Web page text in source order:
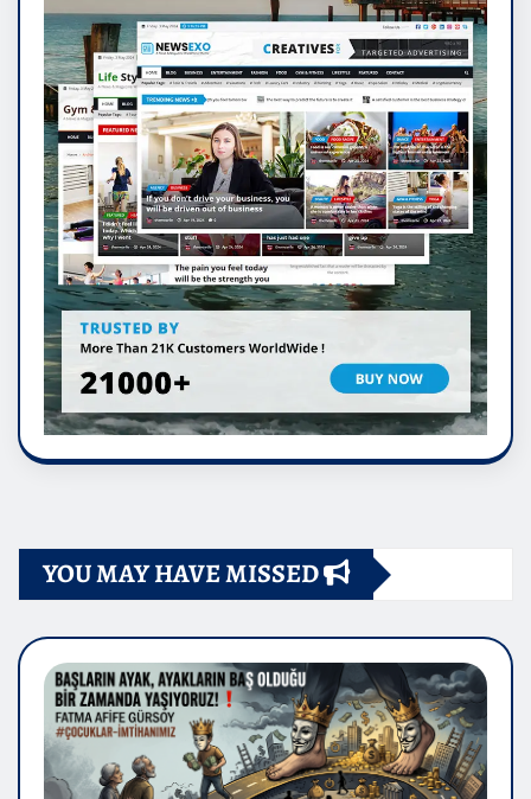
YOU MAY HAVE MISSED